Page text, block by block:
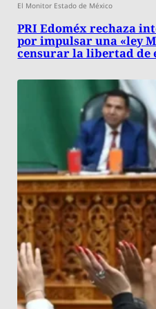
El Monitor Estado de México
PRI Edoméx rechaza
por impulsar una «ley
censurar la libertad de